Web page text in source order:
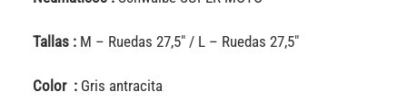
Tallas : M – Ruedas 27,5″ / L – Ruedas 27,5″
Color : Gris antracita